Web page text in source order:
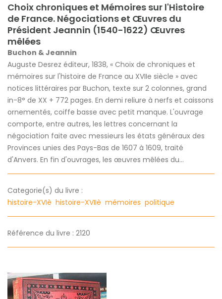
Choix chroniques et Mémoires sur l'Histoire
de France. Négociations et Œuvres du
Président Jeannin (1540-1622) Œuvres
mêlées
Buchon & Jeannin
Auguste Desrez éditeur, 1838, « Choix de chroniques et
mémoires sur l'histoire de France au XVIIe siècle » avec
notices littéraires par Buchon, texte sur 2 colonnes, grand
in-8° de XX + 772 pages. En demi reliure à nerfs et caissons
ornementés, coiffe basse avec petit manque. L'ouvrage
comporte, entre autres, les lettres concernant la
négociation faite avec messieurs les états généraux des
Provinces unies des Pays-Bas de 1607 à 1609, traité
d'Anvers. En fin d'ouvrages, les œuvres mêlées du...
Categorie(s) du livre :
histoire-XVIè histoire-XVIIè mémoires politique
Référence du livre : 2120